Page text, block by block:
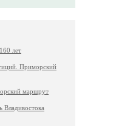
лет
Приморский
маршрут
Владивостока